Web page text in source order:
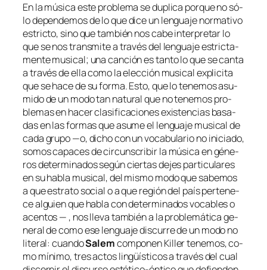
En la mú­si­ca es­te pro­ble­ma se du­pli­ca por­que no só­
lo de­pen­de­mos de lo que di­ce un len­gua­je nor­ma­ti­vo
es­tric­to, sino que tam­bién nos ca­be in­ter­pre­tar lo
que se nos trans­mi­te a tra­vés del len­gua­je es­tric­ta­
men­te mu­si­cal; una can­ción es tan­to lo que se can­ta
a tra­vés de ella co­mo la elec­ción mu­si­cal ex­pli­ci­ta
que se ha­ce de su for­ma. Esto, que lo te­ne­mos asu­
mi­do de un mo­do tan na­tu­ral que no te­ne­mos pro­
ble­mas en ha­cer cla­si­fi­ca­cio­nes exis­ten­cias ba­sa­
das en las for­mas que asu­me el len­gua­je mu­si­cal de
ca­da gru­po —o, di­cho con un vo­ca­bu­la­rio no ini­cia­do,
so­mos ca­pa­ces de cir­cuns­cri­bir la mú­si­ca en gé­ne­
ros de­ter­mi­na­dos se­gún cier­tas de­jes par­ti­cu­la­res
en su ha­bla mu­si­cal, del mis­mo mo­do que sa­be­mos
a que es­tra­to so­cial o a que re­gión del país per­te­ne­
ce al­guien que ha­bla con de­ter­mi­na­dos vo­ca­bles o
acen­tos — , nos lle­va tam­bién a la pro­ble­má­ti­ca ge­
ne­ral de co­mo ese len­gua­je dis­cu­rre de un mo­do no
li­te­ral: cuan­doSalemcom­po­nenKillerte­ne­mos, co­
mo mí­ni­mo, tres ac­tos lin­güís­ti­cos a tra­vés del cual